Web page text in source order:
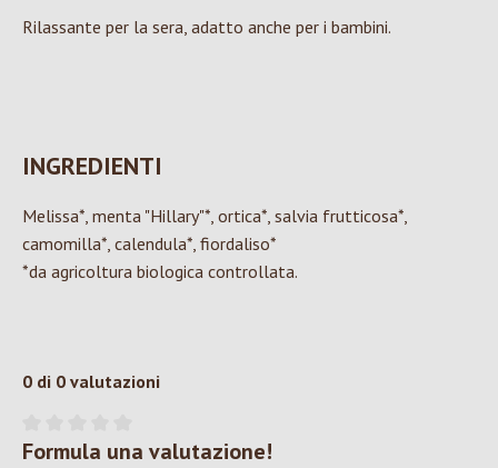
Rilassante per la sera, adatto anche per i bambini.
INGREDIENTI
Melissa*, menta "Hillary"*, ortica*, salvia frutticosa*,
camomilla*, calendula*, fiordaliso*
*da agricoltura biologica controllata.
0 di 0 valutazioni
Valutazione media di 0 su 5 stelle
Formula una valutazione!